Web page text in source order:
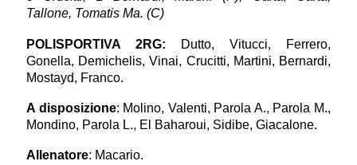
Tallone, Tomatis Ma. (C)
POLISPORTIVA 2RG:
Dutto, Vitucci, Ferrero,
Gonella, Demichelis, Vinai, Crucitti, Martini, Bernardi,
Mostayd, Franco.
A disposizione: Molino, Valenti, Parola A., Parola M.,
Mondino, Parola L., El Baharoui, Sidibe, Giacalone.
Allenatore: Macario.